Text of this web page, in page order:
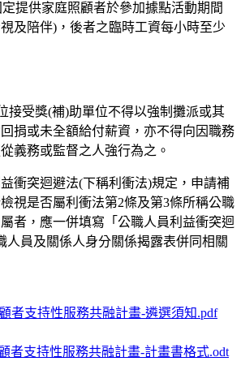
提供家庭照顧者於參加據點活動期間
及陪伴)，後者之臨時工資每小時至少
接受獎(補)助單位不得以強制攤派或其
捐或未全額給付薪資，亦不得向因職務
義務或監督之人強行為之。
衝突迴避法(下稱利衝法)規定，申請補
視是否屬利衝法第2條及第3條所稱公職
者，應一併填寫「公職人員利益衝突迴
人員及關係人身分關係揭露表併同相關
者支持性服務共融計畫-遴選須知.pdf
者支持性服務共融計畫-計畫書格式.odt